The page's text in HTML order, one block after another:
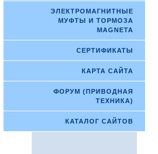
ЭЛЕКТРОМАГНИТНЫЕ
МУФТЫ И ТОРМОЗА
MAGNETA
СЕРТИФИКАТЫ
КАРТА САЙТА
ФОРУМ (ПРИВОДНАЯ
ТЕХНИКА)
КАТАЛОГ САЙТОВ